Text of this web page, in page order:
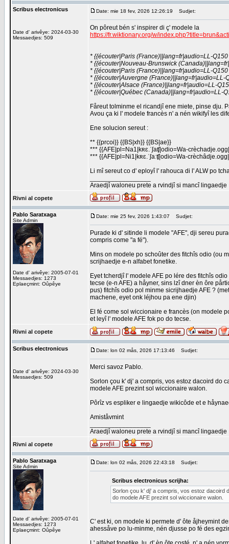
Scribus electronicus
Date d' arivêye: 2024-03-30
Messaedjes: 509
Date: mie 18 fev, 2026 12:26:19 Sudjet:
On pôreut bén s' inspirer di ç' modele la
https://fr.wiktionary.org/w/
* {{écouter|Paris (France)||lang=fr|audio=LL-
* {{écouter|Nouveau-Brunswick
* {{écouter|Paris (France)||lang=fr|audio=LL-
* {{écouter|Auvergne (France)||lang=fr|audio=LL-
* {{écouter|Alsace (France)||lang=fr|audio=LL-
* {{écouter|Québec (Canada)||lang=fr|audio=LL-
Fåreut tolminme el ricandjî ene miete, pinse dju.
Avou ça ki l' modele francès n' a nén wikifyî les
Ene solucion sereut :
** {{prcoi}} {{BS|xh}} {{BS|ae}}
*** {{AFE|pl=Na1|kʀɛ.ˈʃaʧ|odio=Wa-
*** {{AFE|pl=Ni1|kʀɛ.ˈʃaːʧ|odio=Wa-
Li mî sereut co d' eployî l' rahouca di l' ALW po
Araedjî waloneu prete a rvindjî si mancî lingaedje
Rivni al copete
Pablo Saratxaga
Site Admin
Date d' arivêye: 2005-07-01
Messaedjes: 1273
Eplaeçmint: Oûpêye
Date: mie 25 fev, 2026 1:43:07 Sudjet:
Purade ki d' sitinde li modele "AFE", dji sereu
compris come "a fé").
Mins on modele po schoûter des fitchîs odio (ou
scrijhaedje e-n alfabet fonetike.
Eyet tcherdjî l' modele AFE po lére des fitchîs
tecse (e-n AFE) a håyner, sins lzî dner èn ôre
pus) fitchîs odio pol minme sicrijhaedje AFE ?
machene, eyet onk léjhou pa ene djin)
El fé come sol wiccionaire e francès (on modele
et leyî l' modele AFE fok po do tecse.
Rivni al copete
Scribus electronicus
Date d' arivêye: 2024-03-30
Messaedjes: 509
Date: lon 02 mås, 2026 17:13:46 Sudjet:
Merci savoz Pablo.
Sorlon çou k' dj' a compris, vos estoz dacoird do
modele AFE prezint sol wiccionaire walon.
Pôrîz vs espliker e lingaedje wikicôde et e
Amiståvmint
Araedjî waloneu prete a rvindjî si mancî lingaedje
Rivni al copete
Pablo Saratxaga
Site Admin
Date d' arivêye: 2005-07-01
Messaedjes: 1273
Eplaeçmint: Oûpêye
Date: lon 02 mås, 2026 22:43:18 Sudjet:
Scribus electronicus scrijha:
Sorlon çou k' dj' a compris, vos estoz dacoird
do modele AFE prezint sol wiccionaire walon.
C' est ki, on modele ki permete d' ôte åjheymint
ahessåve po lu-minme, nén djusse po fé des